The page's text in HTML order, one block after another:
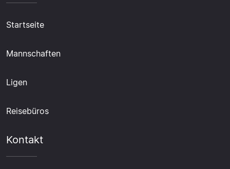
Startseite
Mannschaften
Ligen
Reisebüros
Kontakt